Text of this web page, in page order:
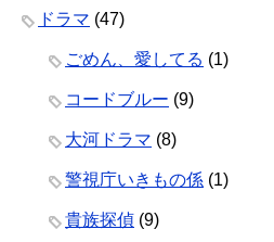
ドラマ (47)
ごめん、愛してる (1)
コードブルー (9)
大河ドラマ (8)
警視庁いきもの係 (1)
貴族探偵 (9)